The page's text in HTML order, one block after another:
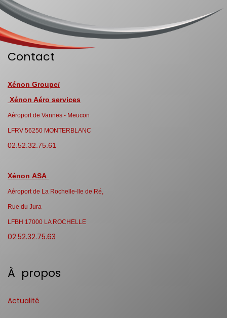
Contact
Xénon Groupe/
Xénon Aéro services
Aéroport de Vannes - Meucon
LFRV 56250 MONTERBLANC
02.52.32.75.61
Xénon ASA
Aéroport de La Rochelle-Ile de Ré,
Rue du Jura
LFBH 17000 LA ROCHELLE
02.52.32.75.63
À propos
Actualité